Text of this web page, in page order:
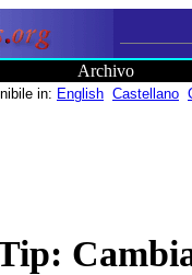
Archivo
in: English Castellano